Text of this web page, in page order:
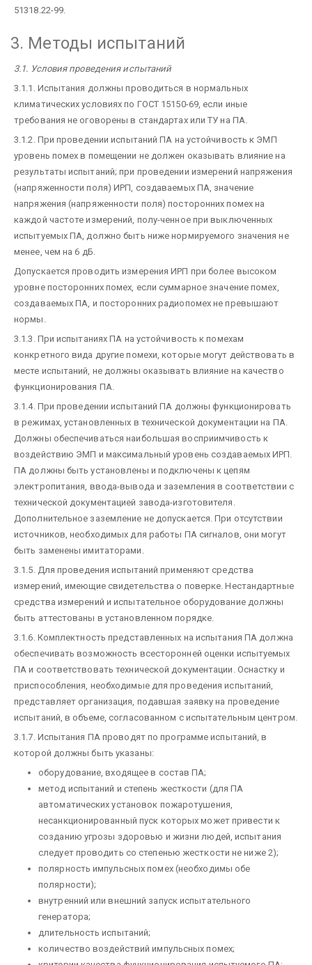
51318.22-99.
3. Методы испытаний
3.1. Условия проведения испытаний
3.1.1. Испытания должны проводиться в нормальных
климатических условиях по ГОСТ 15150-69, если иные
требования не оговорены в стандартах или ТУ на ПА.
3.1.2. При проведении испытаний ПА на устойчивость к ЭМП
уровень помех в помещении не должен оказывать влияние на
результаты испытаний; при проведении измерений напряжения
(напряженности поля) ИРП, создаваемых ПА, значение
напряжения (напряженности поля) посторонних помех на
каждой частоте измерений, полу-ченное при выключенных
испытуемых ПА, должно быть ниже нормируемого значения не
менее, чем на 6 дБ.
Допускается проводить измерения ИРП при более высоком
уровне посторонних помех, если суммарное значение помех,
создаваемых ПА, и посторонних радиопомех не превышают
нормы.
3.1.3. При испытаниях ПА на устойчивость к помехам
конкретного вида другие помехи, которые могут действовать в
месте испытаний, не должны оказывать влияние на качество
функционирования ПА.
3.1.4. При проведении испытаний ПА должны функционировать
в режимах, установленных в технической документации на ПА.
Должны обеспечиваться наибольшая восприимчивость к
воздействию ЭМП и максимальный уровень создаваемых ИРП.
ПА должны быть установлены и подключены к цепям
электропитания, ввода-вывода и заземления в соответствии с
технической документацией завода-изготовителя.
Дополнительное заземление не допускается. При отсутствии
источников, необходимых для работы ПА сигналов, они могут
быть заменены имитаторами.
3.1.5. Для проведения испытаний применяют средства
измерений, имеющие свидетельства о поверке. Нестандартные
средства измерений и испытательное оборудование должны
быть аттестованы в установленном порядке.
3.1.6. Комплектность представленных на испытания ПА должна
обеспечивать возможность всесторонней оценки испытуемых
ПА и соответствовать технической документации. Оснастку и
приспособления, необходимые для проведения испытаний,
представляет организация, подавшая заявку на проведение
испытаний, в объеме, согласованном с испытательным центром.
3.1.7. Испытания ПА проводят по программе испытаний, в
которой должны быть указаны:
оборудование, входящее в состав ПА;
метод испытаний и степень жесткости (для ПА
автоматических установок пожаротушения,
несанкционированный пуск которых может привести к
созданию угрозы здоровью и жизни людей, испытания
следует проводить со степенью жесткости не ниже 2);
полярность импульсных помех (необходимы обе
полярности);
внутренний или внешний запуск испытательного
генератора;
длительность испытаний;
количество воздействий импульсных помех;